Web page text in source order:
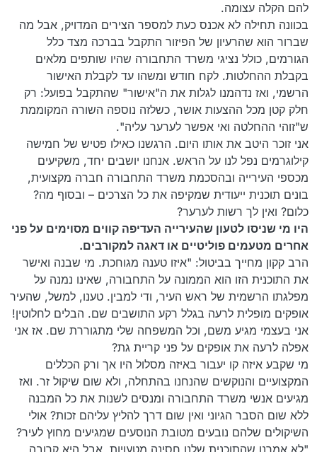
להם הקלה עצומה.
בכוונה תחילה לא אכנס כעת למספר הצירים המדויק, אבל מה
שברור הוא שהרעיון של הפיזור התקבל בברכה מצד כלל
הגורמים, כולל נציגי משרד התחבורה שהיו שותפים מלאים
בקבלת ההחלטות. לקח חודש ומשהו עד לקבלת האישור
הרשמי, ואז נדהמנו לגלות את ה"אישור" שהתקבל בפועל: רק
חלק קטן מכל ההצעות אושר, כשלזה נוספה השורה המקוממת
ש"זוהי ההחלטה ואי אפשר לערער עליה".
אני זוכר היטב את אותו היום. הרגשנו כאילו פטיש של חמישה
קילוגרמים נפל לנו על הראש. אנחנו יושבים יחד, משקיעים
מכספי העירייה ובהסכמת משרד התחבורה חברה מקצועית,
בונים תוכנית ייעודית שמקיפה את כל הצרכים – ובסוף מה?
כלום? ואין לך רשות לערער?
היו מי שניסו לטעון שהעירייה העדיפה קווים מסוימים על פני
אחרים מטעמים פוליטיים או דאגה למקורבים.
הרב קקון מחייך בביטול: "איזו טענה מגוחכת. מי שבנה ואישר
את התוכנית הזו הוא הממונה על התחבורה, שאינו נמנה על
מפלגתו הרשמית של ראש העיר, ודי למבין. טענו, למשל, שהעיר
אופקים מופלית לרעה בגלל רקע התושבים שם. הבלים לחלוטין!
אני בעצמי מגיע משם, וכל המשפחה שלי מתגוררת שם. אז אני
אפלה לרעה את אופקים על פני קריית גת?
מי שקבע איזה קו יעבור באיזה מסלול היו אך ורק הכללים
המקצועיים והנוקשים שהנחנו בהתחלה, ולא שום שיקול זר. ואז
מגיעים אנשי משרד התחבורה ומנסים לשנות את כל המבנה
ללא שום הסבר הגיוני ואין שום דרך להליץ עליהם זכות? אולי
השיקולים שלהם נובעים מטובת הנוסעים שמגיעים מחוץ לעיר?